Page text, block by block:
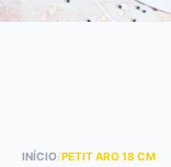
INÍCIO/PETIT ARO 18 CM